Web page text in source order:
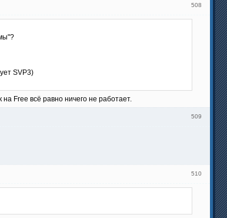
508
SVP3)
Free всё равно ничего не работает.
509
510